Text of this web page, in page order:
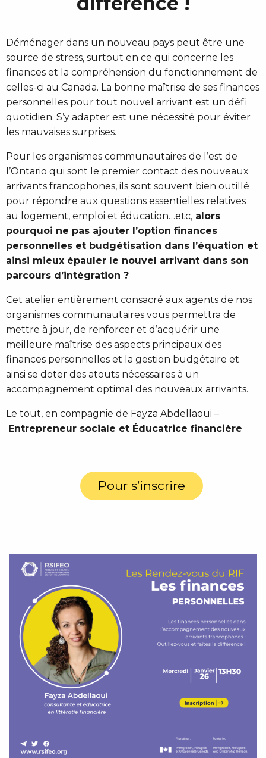
Déménager dans un nouveau pays peut être une
source de stress, surtout en ce qui concerne les
finances et la compréhension du fonctionnement de
celles-ci au Canada. La bonne maîtrise de ses finances
personnelles pour tout nouvel arrivant est un défi
quotidien. S’y adapter est une nécessité pour éviter
les mauvaises surprises.
Pour les organismes communautaires de l’est de
l’Ontario qui sont le premier contact des nouveaux
arrivants francophones, ils sont souvent bien outillé
pour répondre aux questions essentielles relatives
au logement, emploi et éducation…etc, alors
pourquoi ne pas ajouter l’option finances
personnelles et budgétisation dans l’équation et
ainsi mieux épauler le nouvel arrivant dans son
parcours d’intégration ?
Cet atelier entièrement consacré aux agents de nos
organismes communautaires vous permettra de
mettre à jour, de renforcer et d’acquérir une
meilleure maîtrise des aspects principaux des
finances personnelles et la gestion budgétaire et
ainsi se doter des atouts nécessaires à un
accompagnement optimal des nouveaux arrivants.
Le tout, en compagnie de Fayza Abdellaoui –
Entrepreneur sociale et Éducatrice financière
Pour s’inscrire